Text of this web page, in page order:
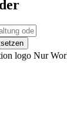
Nur